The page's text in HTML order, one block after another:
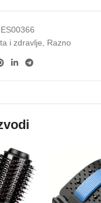
ES00366
i zdravlje, Razno